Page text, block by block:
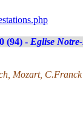
(94) - Eglise
Mozart, C.Franck